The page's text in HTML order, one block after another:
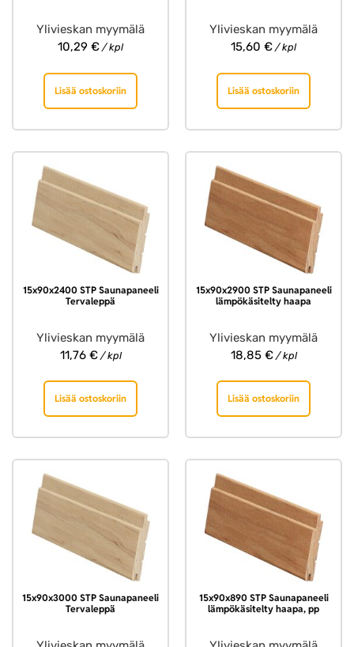
Ylivieskan myymälä
10,29 € / kpl
Lisää ostoskoriin
Ylivieskan myymälä
15,60 € / kpl
Lisää ostoskoriin
15x90x2400 STP Saunapaneeli
Tervaleppä
Ylivieskan myymälä
11,76 €/ kpl
Lisää ostoskoriin
15x90x2900 STP Saunapaneeli
lämpökäsitelty haapa
Ylivieskan myymälä
18,85 €/ kpl
Lisää ostoskoriin
15x90x3000 STP Saunapaneeli
Tervaleppä
15x90x890 STP Saunapaneeli
lämpökäsitelty haapa, pp